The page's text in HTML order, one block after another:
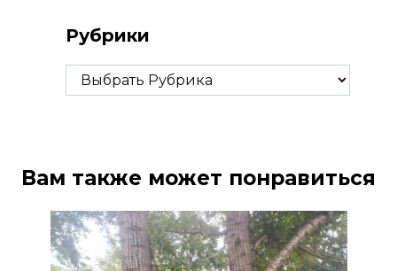
Рубрики
Рубрики
Вам также может понравиться